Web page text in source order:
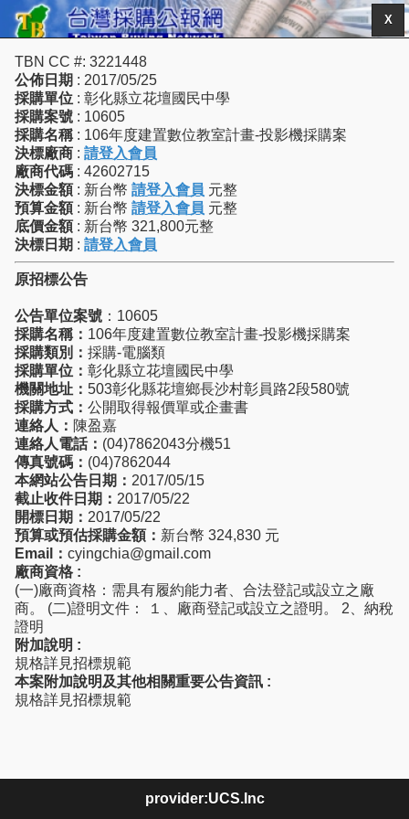
X
TBN CC #: 3221448
公佈日期 : 2017/05/25
採購單位 : 彰化縣立花壇國民中學
採購案號 : 10605
採購名稱 : 106年度建置數位教室計畫-投影機採購案
決標廠商 : 請登入會員
廠商代碼 : 42602715
決標金額 : 新台幣 請登入會員 元整
預算金額 : 新台幣 請登入會員 元整
底價金額 : 新台幣 321,800元整
決標日期 : 請登入會員
原招標公告
公告單位案號 ：10605
採購名稱： 106年度建置數位教室計畫-投影機採購案
採購類別： 採購-電腦類
採購單位： 彰化縣立花壇國民中學
機關地址： 503彰化縣花壇鄉長沙村彰員路2段580號
採購方式： 公開取得報價單或企畫書
連絡人： 陳盈嘉
連絡人電話： (04)7862043分機51
傳真號碼： (04)7862044
本網站公告日期： 2017/05/15
截止收件日期： 2017/05/22
開標日期： 2017/05/22
預算或預估採購金額： 新台幣 324,830 元
Email： cyingchia@gmail.com
廠商資格 :
(一)廠商資格：需具有履約能力者、合法登記或設立之廠
商。 (二)證明文件： １、廠商登記或設立之證明。 2、納稅
證明
附加說明 :
規格詳見招標規範
本案附加說明及其他相關重要公告資訊 :
規格詳見招標規範
provider:UCS.Inc